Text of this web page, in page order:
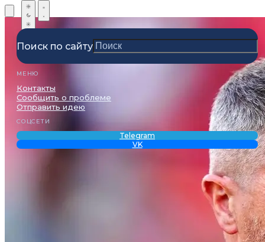
Поиск по сайту
МЕНЮ
Контакты
Сообщить о проблеме
Отправить идею
СОЦСЕТИ
Telegram
VK